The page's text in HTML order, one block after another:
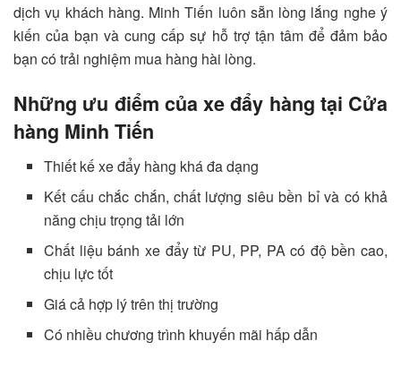
dịch vụ khách hàng. Minh Tiến luôn sẵn lòng lắng nghe ý
kiến của bạn và cung cấp sự hỗ trợ tận tâm để đảm bảo
bạn có trải nghiệm mua hàng hài lòng.
Những ưu điểm của xe đẩy hàng tại Cửa
hàng Minh Tiến
Thiết kế xe đẩy hàng khá đa dạng
Kết cấu chắc chắn, chất lượng siêu bền bỉ và có khả
năng chịu trọng tải lớn
Chất liệu bánh xe đẩy từ PU, PP, PA có độ bền cao,
chịu lực tốt
Giá cả hợp lý trên thị trường
Có nhiều chương trình khuyến mãi hấp dẫn